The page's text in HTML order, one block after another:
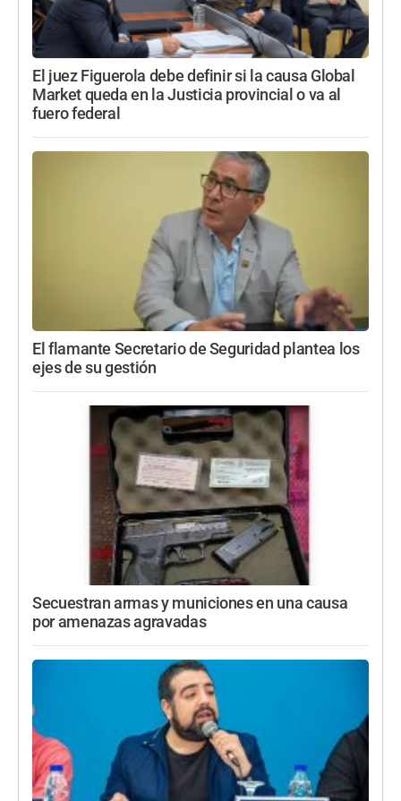
El juez Figuerola debe definir si la causa Global
Market queda en la Justicia provincial o va al
fuero federal
El flamante Secretario de Seguridad plantea los
ejes de su gestión
Secuestran armas y municiones en una causa
por amenazas agravadas